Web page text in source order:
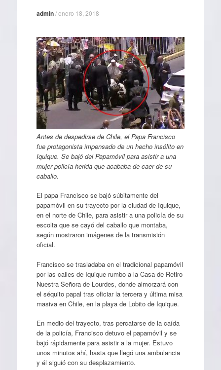
admin/enero 18, 2018
Antes de despedirse de Chile, el Papa Francisco
fue protagonista impensado de un hecho insólito en
Iquique. Se bajó del Papamóvil para asistir a una
mujer policía herida que acababa de caer de su
caballo.
El papa Francisco se bajó súbitamente del
papamóvil en su trayecto por la ciudad de Iquique,
en el norte de Chile, para asistir a una policía de su
escolta que se cayó del caballo que montaba,
según mostraron imágenes de la transmisión
oficial.
Francisco se trasladaba en el tradicional papamóvil
por las calles de Iquique rumbo a la Casa de Retiro
Nuestra Señora de Lourdes, donde almorzará con
el séquito papal tras oficiar la tercera y última misa
masiva en Chile, en la playa de Lobito de Iquique.
En medio del trayecto, tras percatarse de la caída
de la policía, Francisco detuvo el papamóvil y se
bajó rápidamente para asistir a la mujer. Estuvo
unos minutos ahí, hasta que llegó una ambulancia
y él siguió con su desplazamiento.